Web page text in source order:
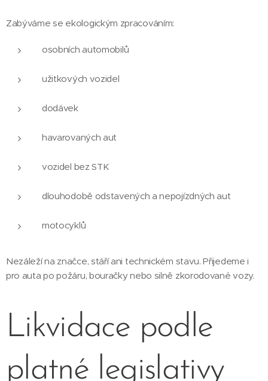
Zabýváme se ekologickým zpracováním:
osobních automobilů
užitkových vozidel
dodávek
havarovaných aut
vozidel bez STK
dlouhodobě odstavených a nepojízdných aut
motocyklů
Nezáleží na značce, stáří ani technickém stavu. Přijedeme i
pro auta po požáru, bouračky nebo silně zkorodované vozy.
Likvidace podle
platné legislativy